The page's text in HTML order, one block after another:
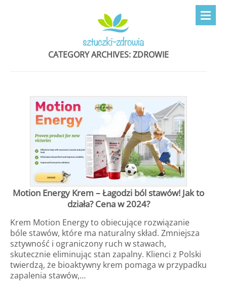
CATEGORY ARCHIVES:ZDROWIE
Motion Energy Krem – Łagodzi ból stawów! Jak to
działa? Cena w 2024?
Krem Motion Energy to obiecujące rozwiązanie
bóle stawów, które ma naturalny skład. Zmniejsza
sztywność i ograniczony ruch w stawach,
skutecznie eliminując stan zapalny. Klienci z Polski
twierdzą, że bioaktywny krem pomaga w przypadku
zapalenia stawów,…